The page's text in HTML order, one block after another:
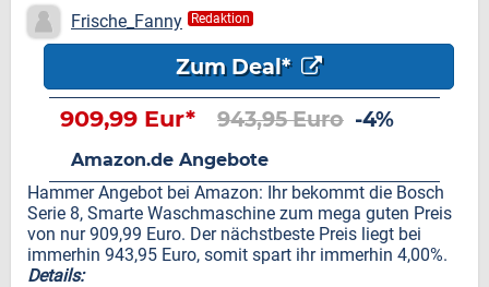
Frische_Fanny Redaktion
Zum Deal*
909,99 Eur* 943,95 Euro -4%
Amazon.de Angebote
Hammer Angebot bei Amazon: Ihr bekommt die Bosch
Serie 8, Smarte Waschmaschine zum mega guten Preis
von nur 909,99 Euro. Der nächstbeste Preis liegt bei
immerhin 943,95 Euro, somit spart ihr immerhin 4,00%.
Details: